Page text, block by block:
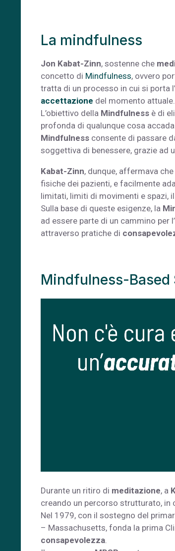
La mindfulness
Jon Kabat-Zinn, sostenne che
concetto di Mindfulness, ovvero
tratta di un processo in cui si porta
accettazione del momento attuale.
L’obiettivo della Mindfulness è di
profonda di qualunque cosa
Mindfulness consente di passare
soggettiva di benessere, grazie ad
Kabat-Zinn, dunque, affermava che
fisiche dei pazienti, e facilmente
limitati, limiti di movimenti e spazi,
Sulla base di queste esigenze, la
ad essere parte di un cammino per
attraverso pratiche di
Mindfulness-Based
Durante un ritiro di meditazione, a
creando un percorso strutturato, in
Nel 1979, con il sostegno del
– Massachusetts, fonda la prima
consapevolezza